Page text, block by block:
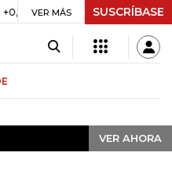
UVR $ 416,91 +$ 0,05 +0,01%
VER MÁS SUSCRÍBASE
VER AHORA
VER AHORA